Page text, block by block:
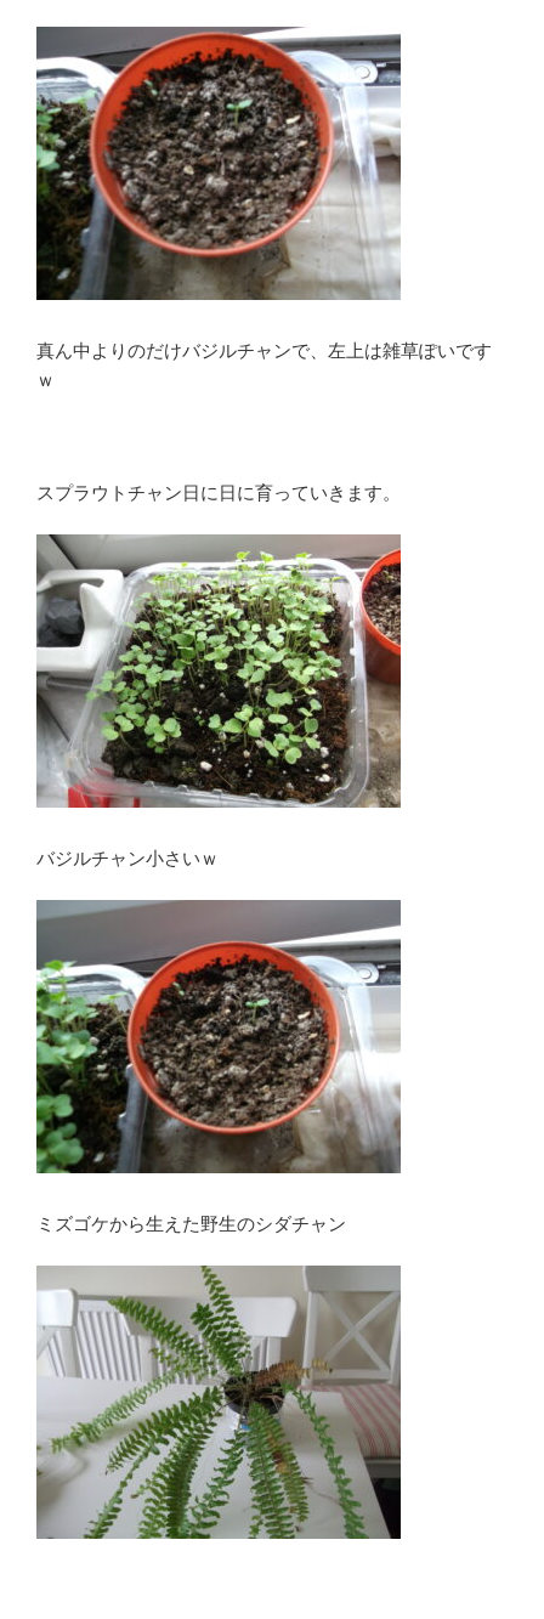
真ん中よりのだけバジルチャンで、左上は雑草ぽいです
ｗ
スプラウトチャン日に日に育っていきます。
バジルチャン小さいｗ
ミズゴケから生えた野生のシダチャン